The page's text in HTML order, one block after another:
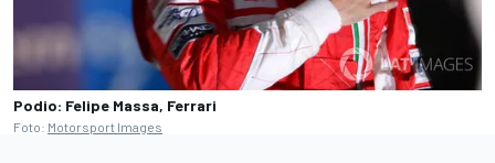
Podio: Felipe Massa, Ferrari
Foto: Motorsport Images